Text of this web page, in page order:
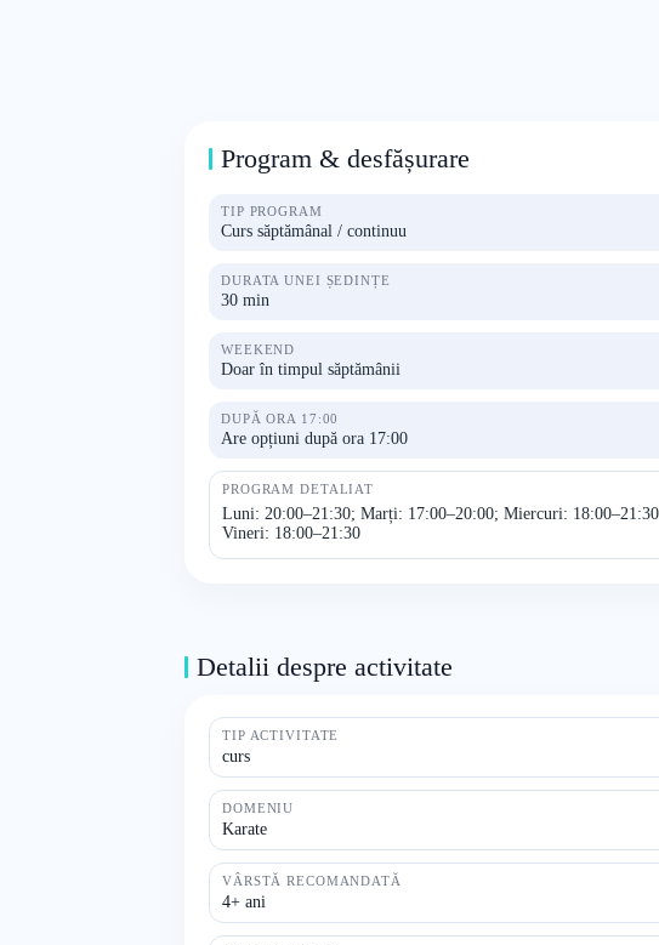
Program & desfășurare
TIP PROGRAM
Curs săptămânal / continuu
DURATA UNEI ȘEDINȚE
30 min
WEEKEND
Doar în timpul săptămânii
DUPĂ ORA 17:00
Are opțiuni după ora 17:00
PROGRAM DETALIAT
Luni: 20:00–21:30; Marți: 17:00–20:00; Miercuri:
Vineri: 18:00–21:30
Detalii despre activitate
TIP ACTIVITATE
curs
DOMENIU
Karate
VÂRSTĂ RECOMANDATĂ
4+ ani